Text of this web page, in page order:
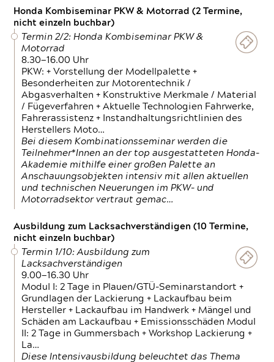
Honda Kombiseminar PKW & Motorrad (2 Termine,
nicht einzeln buchbar)
Termin 2/2: Honda Kombiseminar PKW &
Motorrad
8.30—16.00 Uhr
PKW: + Vorstellung der Modellpalette +
Besonderheiten zur Motorentechnik /
Abgasverhalten + Konstruktive Merkmale / Material
/ Fügeverfahren + Aktuelle Technologien Fahrwerke,
Fahrerassistenz + Instandhaltungsrichtlinien des
Herstellers Moto…
Bei diesem Kombinationsseminar werden die
Teilnehmer*Innen an der top ausgestatteten Honda-
Akademie mithilfe einer großen Palette an
Anschauungsobjekten intensiv mit allen aktuellen
und technischen Neuerungen im PKW- und
Motorradsektor vertraut gemac…
Ausbildung zum Lacksachverständigen (10 Termine,
nicht einzeln buchbar)
Termin 1/10: Ausbildung zum
Lacksachverständigen
9.00—16.30 Uhr
Modul I: 2 Tage in Plauen/GTÜ-Seminarstandort +
Grundlagen der Lackierung + Lackaufbau beim
Hersteller + Lackaufbau im Handwerk + Mängel und
Schäden am Lackaufbau + Emissionsschäden Modul
II: 2 Tage in Gummersbach + Workshop Lackierung +
La…
Diese Intensivausbildung beleuchtet das Thema